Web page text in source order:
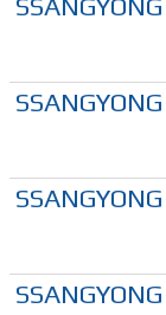
SSANGYONG
SSANGYONG
SSANGYONG
SSANGYONG